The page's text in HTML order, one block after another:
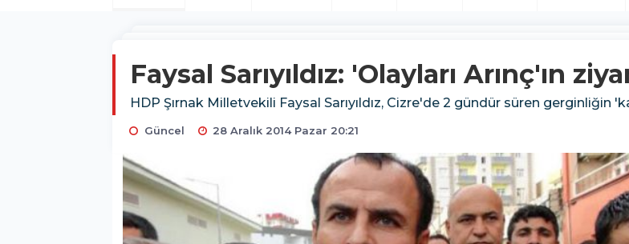
Faysal Sarıyıldız: 'Olayları Arınç'ın
HDP Şırnak Milletvekili Faysal Sarıyıldız, Cizre'de 2 gündür süren gerginliğin
Güncel 28 Aralık 2014 Pazar 20:21